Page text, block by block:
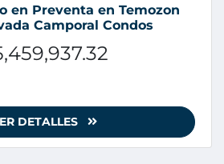
en Preventa en Temozon
Camporal Condos
DETALLES